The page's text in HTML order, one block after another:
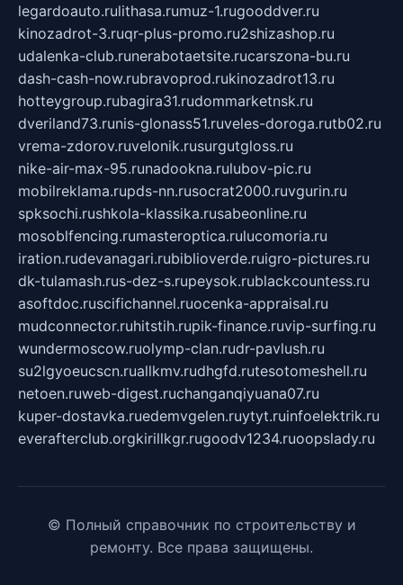
legardoauto.rulithasa.rumuz-1.rugooddver.ru
kinozadrot-3.ruqr-plus-promo.ru2shizashop.ru
udalenka-club.runerabotaetsite.rucarszona-bu.ru
dash-cash-now.rubravoprod.rukinozadrot13.ru
hotteygroup.rubagira31.rudommarketnsk.ru
dveriland73.runis-glonass51.ruveles-doroga.rutb02.ru
vrema-zdorov.ruvelonik.rusurgutgloss.ru
nike-air-max-95.runadookna.rulubov-pic.ru
mobilreklama.rupds-nn.rusocrat2000.ruvgurin.ru
spksochi.rushkola-klassika.rusabeonline.ru
mosoblfencing.rumasteroptica.rulucomoria.ru
iration.rudevanagari.rubiblioverde.ruigro-pictures.ru
dk-tulamash.rus-dez-s.rupeysok.rublackcountess.ru
asoftdoc.ruscifichannel.ruocenka-appraisal.ru
mudconnector.ruhitstih.rupik-finance.ruvip-surfing.ru
wundermoscow.ruolymp-clan.rudr-pavlush.ru
su2lgyoeucscn.ruallkmv.rudhgfd.rutesotomeshell.ru
netoen.ruweb-digest.ruchanganqiyuana07.ru
kuper-dostavka.ruedemvgelen.ruytyt.ruinfoelektrik.ru
everafterclub.orgkirillkgr.rugoodv1234.ruoopslady.ru
© Полный справочник по строительству и
ремонту. Все права защищены.